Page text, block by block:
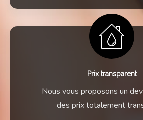
Prix transparent
Nous vous proposons un
des prix totalement